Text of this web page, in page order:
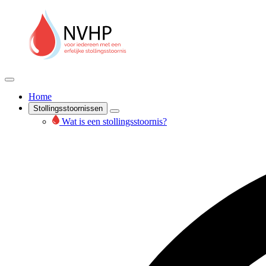
Home
Stollingsstoornissen
Wat is een stollingsstoornis?